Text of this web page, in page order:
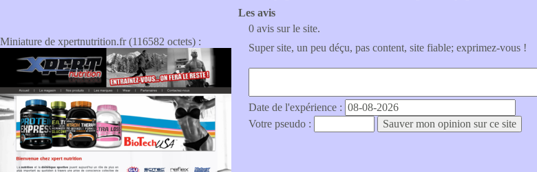
Miniature de xpertnutrition.fr (116582 octets) :
Les avis
0 avis sur le site.
Super site, un peu déçu, pas content, site fiable; exprimez-vous !
Date de l'expérience :
Votre pseudo :